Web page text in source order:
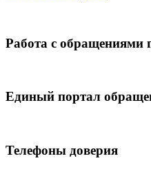
Работа с обращениями
Единый портал
Телефоны доверия